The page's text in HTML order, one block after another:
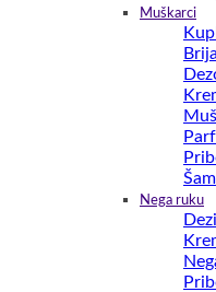
Muškarci
Nega ruku